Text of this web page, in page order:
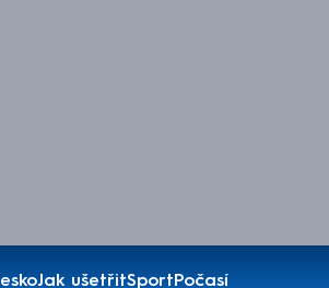
Jak ušetřitSportPočasí